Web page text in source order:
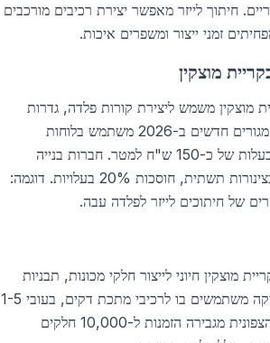
חיתוך לייזר מאפשר יצירת רכיבים מורכבים
זמני ייצור ומשפרים איכות.
מוצקין
מוצקין משמש ליצירת קורות פלדה, גדרות
ומעקות מדויקים. פרויקט מגדלי מגורים חדשים ב-2026 משתמש בלוחות
מחוררים לעיצובים אדריכליים, בעלות של כ-150 ש"ח למטר. חברות בנייה
מקומיות משלבות רכיבים אלה בצינורות תשתית, חוסכות 20% בעלויות. דוגמה:
מוצקין חיוני לייצור חלקי מכונות, תבניות
ומסגרות לרכב. מפעלי אלקטרוניקה משתמשים בו לרכיבי מתכת דקים, בעובי 1-5
מ"מ. ב-2026, תעשיית הרכב הצפונית מגבירה הזמנות ל-10,000 חלקים